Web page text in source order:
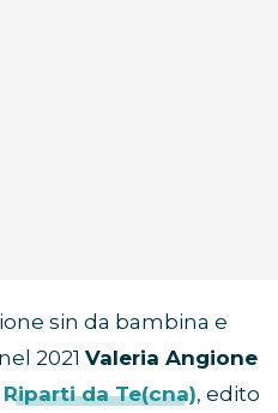
sin da bambina e
2021 Valeria Angione
Riparti da Te(cna), edito